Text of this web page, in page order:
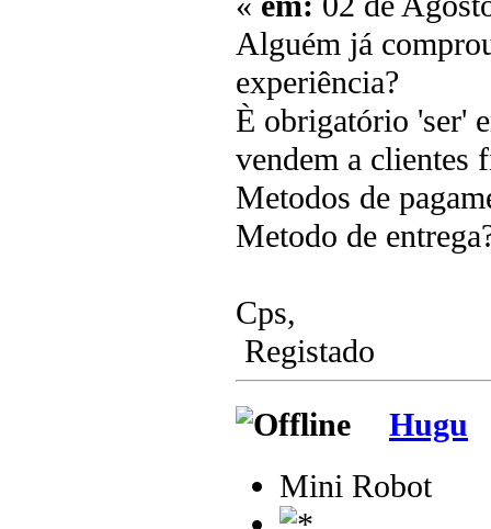
Alguém já
experiência?
È obrigatório 'ser'
vendem a clientes
Metodos de
Metodo de
Cps,
Registado
Hugu
Mini Robot